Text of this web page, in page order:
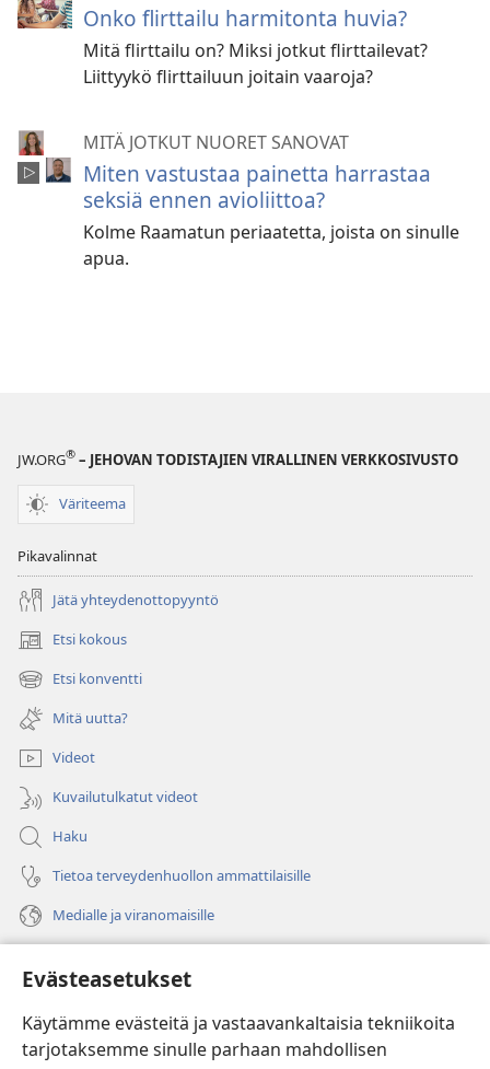
Evästeasetukset
Käytämme evästeitä ja vastaavankaltaisia tekniikoita
tarjotaksemme sinulle parhaan mahdollisen
Onko flirttailu harmitonta huvia?
Mitä flirttailu on? Miksi jotkut flirttailevat?
Liittyykö flirttailuun joitain vaaroja?
MITÄ JOTKUT NUORET SANOVAT
Miten vastustaa painetta harrastaa
seksiä ennen avioliittoa?
Kolme Raamatun periaatetta, joista on sinulle
apua.
JW.ORG® – JEHOVAN TODISTAJIEN VIRALLINEN VERKKOSIVUSTO
Väriteema
Pikavalinnat
Jätä yhteydenottopyyntö
Etsi kokous
(avaa
uuden
ikkunan)
Etsi konventti
(avaa
uuden
ikkunan)
Mitä uutta?
Videot
Kuvailutulkatut videot
Haku
Tietoa terveydenhuollon ammattilaisille
Medialle ja viranomaisille
(avaa
uuden
ikkunan)